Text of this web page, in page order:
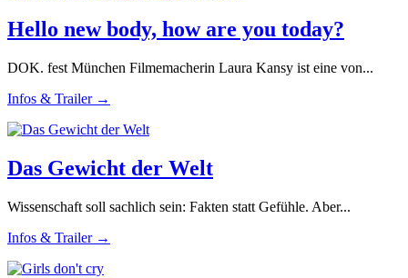
Hello new body, how are you today?
DOK. fest München Filmemacherin Laura Kansy ist eine von...
Infos & Trailer →
Das Gewicht der Welt
Wissenschaft soll sachlich sein: Fakten statt Gefühle. Aber...
Infos & Trailer →